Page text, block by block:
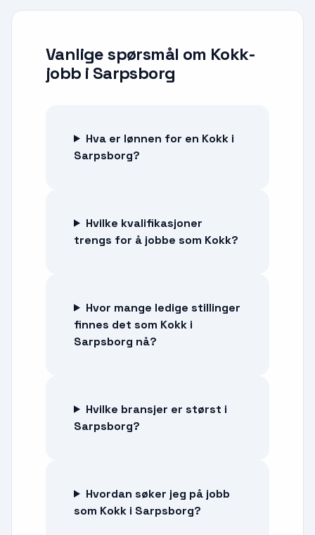
Vanlige spørsmål om Kokk-
jobb i Sarpsborg
Hva er lønnen for en Kokk i
Sarpsborg?
Hvilke kvalifikasjoner
trengs for å jobbe som Kokk?
Hvor mange ledige stillinger
finnes det som Kokk i
Sarpsborg nå?
Hvilke bransjer er størst i
Sarpsborg?
Hvordan søker jeg på jobb
som Kokk i Sarpsborg?